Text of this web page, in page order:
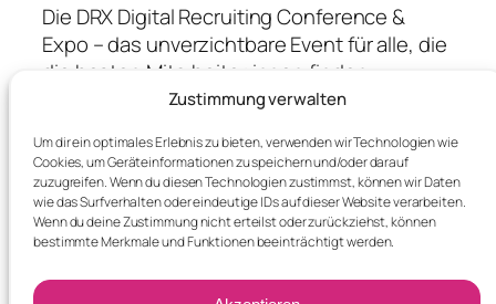
Zustimmung verwalten
Um dir ein optimales Erlebnis zu bieten, verwenden wir Technologien wie
Cookies, um Geräteinformationen zu speichern und/oder darauf
zuzugreifen. Wenn du diesen Technologien zustimmst, können wir Daten
wie das Surfverhalten oder eindeutige IDs auf dieser Website verarbeiten.
Wenn du deine Zustimmung nicht erteilst oder zurückziehst, können
bestimmte Merkmale und Funktionen beeinträchtigt werden.
Die DRX Digital Recruiting Conference &
Expo – das unverzichtbare Event für alle, die
die besten Mitarbeiter:innen finden,
gewinnen & halten wollen.
Blog
About
FAQs
Events
Shop
Patterns